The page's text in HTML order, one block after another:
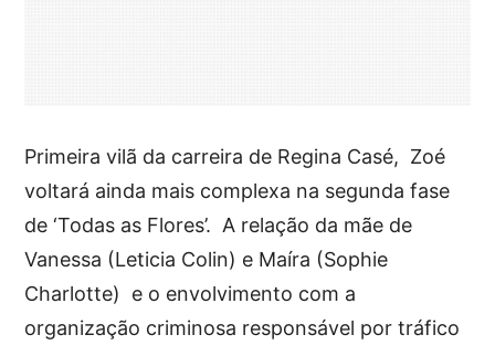
Primeira vilã da carreira de Regina Casé, Zoé
voltará ainda mais complexa na segunda fase
de ‘Todas as Flores’. A relação da mãe de
Vanessa (Leticia Colin) e Maíra (Sophie
Charlotte) e o envolvimento com a
organização criminosa responsável por tráfico